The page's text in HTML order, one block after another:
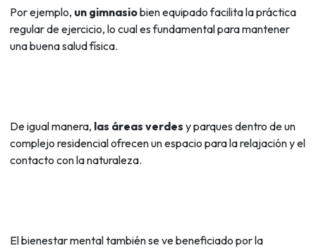
Por ejemplo, un gimnasiobien equipado facilita la práctica
regular de ejercicio, lo cual es fundamental para mantener
una buena salud física.
De igual manera, las áreas verdes y parques dentro de un
complejo residencial ofrecen un espacio para la relajación y el
contacto con la naturaleza.
El bienestar mental también se ve beneficiado por la